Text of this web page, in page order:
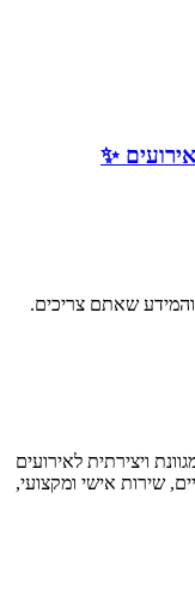
✨
שאתם צריכים.
ויצירתית לאירועים
שירות אישי ומקצועי,